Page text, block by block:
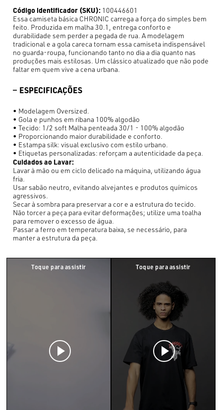
Código identificador (SKU): 100446601
Essa camiseta básica CHRONIC carrega a força do simples bem
feito. Produzida em malha 30.1, entrega conforto e
durabilidade sem perder a pegada de rua. A modelagem
tradicional e a gola careca tornam essa camiseta indispensável
no guarda-roupa, funcionando tanto no dia a dia quanto nas
produções mais estilosas. Um clássico atualizado que não pode
faltar em quem vive a cena urbana.
ESPECIFICAÇÕES
• Modelagem Oversized.
• Gola e punhos em ribana 100% algodão
• Tecido: 1/2 soft Malha penteada 30/1 - 100% algodão
• Proporcionando maior durabilidade e conforto.
• Estampa silk: visual exclusivo com estilo urbano.
• Etiquetas personalizadas: reforçam a autenticidade da peça.
Cuidados ao Lavar:
Lavar à mão ou em ciclo delicado na máquina, utilizando água
fria.
Usar sabão neutro, evitando alvejantes e produtos químicos
agressivos.
Secar à sombra para preservar a cor e a estrutura do tecido.
Não torcer a peça para evitar deformações; utilize uma toalha
para remover o excesso de água.
Passar a ferro em temperatura baixa, se necessário, para
manter a estrutura da peça.